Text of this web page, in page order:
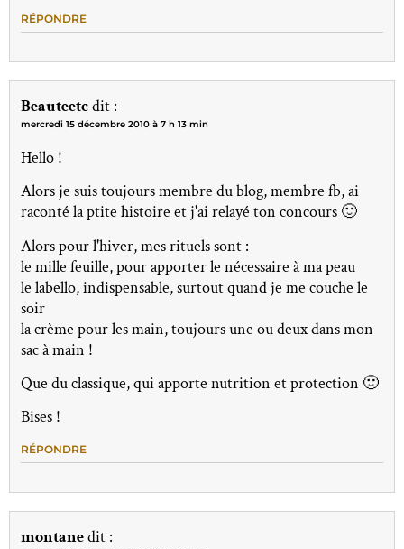
RÉPONDRE
Beauteetcdit :
mercredi 15 décembre 2010 à 7 h 13 min
Hello !
Alors je suis toujours membre du blog, membre fb, ai
raconté la ptite histoire et j'ai relayé ton concours 🙂
Alors pour l'hiver, mes rituels sont :
le mille feuille, pour apporter le nécessaire à ma peau
le labello, indispensable, surtout quand je me couche le
soir
la crème pour les main, toujours une ou deux dans mon
sac à main !
Que du classique, qui apporte nutrition et protection 🙂
Bises !
RÉPONDRE
montanedit :